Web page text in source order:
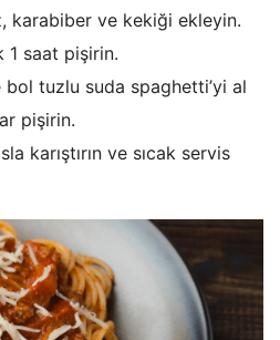
karabiber ve kekiği ekleyin.
1 saat pişirin.
tuzlu suda spaghetti’yi al
pişirin.
karıştırın ve sıcak servis